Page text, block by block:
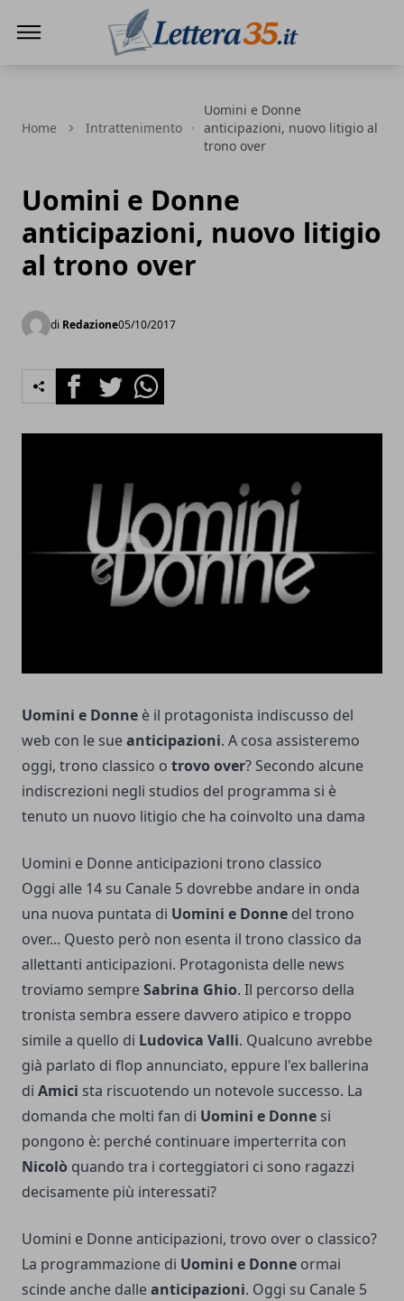
Home Intrattenimento
Uomini e Donne
anticipazioni, nuovo litigio al
trono over
Uomini e Donne
anticipazioni, nuovo litigio
al trono over
di Redazione05/10/2017
FacebookTwitterWhatsapp
Uomini e Donne è il protagonista indiscusso del
web con le sueanticipazioni. A cosa assisteremo
oggi, trono classico o trovo over? Secondo alcune
indiscrezioni negli studios del programma si è
tenuto un nuovo litigio che ha coinvolto una dama
Uomini e Donne anticipazioni trono classico
Oggi alle 14 su Canale 5 dovrebbe andare in onda
una nuova puntata di Uomini e Donne del trono
over... Questo però non esenta il trono classico da
allettanti anticipazioni. Protagonista delle news
troviamo sempreSabrina Ghio. Il percorso della
tronista sembra essere davvero atipico e troppo
simile a quello di Ludovica Valli. Qualcuno avrebbe
già parlato di flop annunciato, eppure l'ex ballerina
di Amici sta riscuotendo un notevole successo. La
domanda che molti fan di Uomini e Donne si
pongono è: perché continuare imperterrita con
Nicolò quando tra i corteggiatori ci sono ragazzi
decisamente più interessati?
Uomini e Donne anticipazioni, trovo over o classico?
La programmazione di Uomini e Donne ormai
scinde anche dalleanticipazioni. Oggi su Canale 5